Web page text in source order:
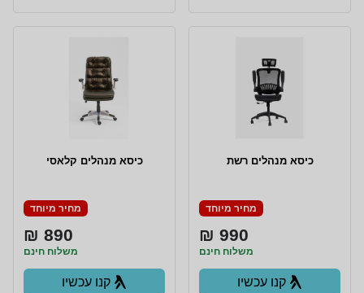
כיסא מנהלים רשת
מחיר מיוחד
990 ₪
משלוח חינם
קנו עכשיו
כיסא מנהלים קלאסי
מחיר מיוחד
890 ₪
משלוח חינם
קנו עכשיו